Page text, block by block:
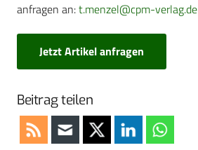
anfragen an:t.menzel@cpm-verlag.de
Jetzt Artikel anfragen
Beitrag teilen